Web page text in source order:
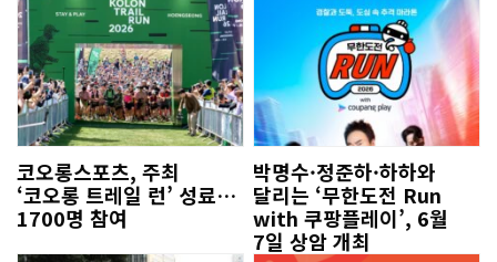
코오롱스포츠, 주최
‘코오롱 트레일 런’ 성료…
1700명 참여
박명수·정준하·하하와
달리는 ‘무한도전 Run
with 쿠팡플레이’, 6월
7일 상암 개최